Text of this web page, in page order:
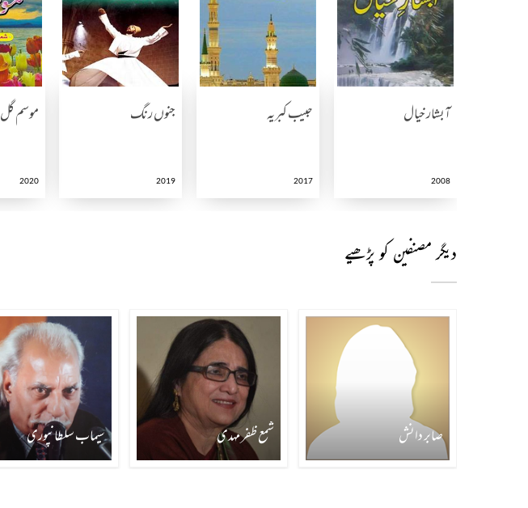
آبشار خیال
2008
حبیب کبریہ
2017
جنوں رنگ
2019
موسم گل
2020
دیگر مصنفین کو پڑھیے
صابر دانش شمع ظفر مہدی سیماب سلطانپوری